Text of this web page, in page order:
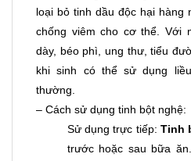
loại bỏ tinh dầu độc hại hàng
chống viêm cho cơ thể. Với
dày, béo phì, ung thư, tiểu
khi sinh có thể sử dụng
thường.
– Cách sử dụng tinh bột nghệ:
Sử dụng trực tiếp: Tinh
trước hoặc sau bữa